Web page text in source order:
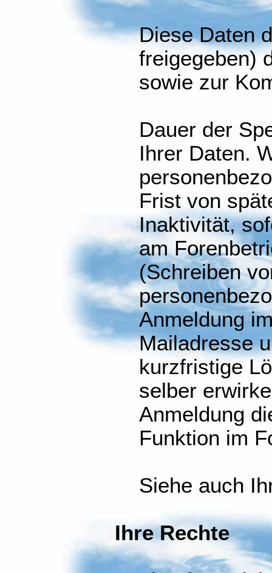
Diese Daten
freigegeben)
sowie zur
Dauer der
Ihrer Daten.
Frist von
Inaktivität,
am
(Schreiben
Anmeldung
Mailadresse
kurzfristige
selber
Anmeldung
Funktion im
Siehe auch
Ihre Rechte